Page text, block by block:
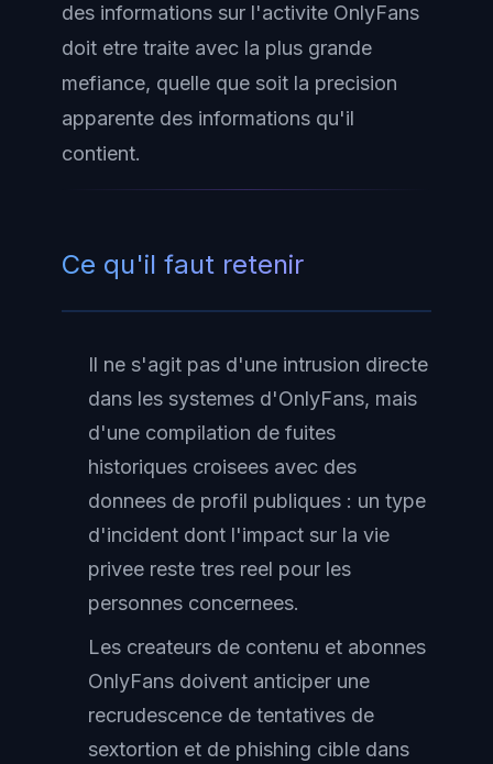
des informations sur l'activite OnlyFans
doit etre traite avec la plus grande
mefiance, quelle que soit la precision
apparente des informations qu'il
contient.
Ce qu'il faut retenir
Il ne s'agit pas d'une intrusion directe
dans les systemes d'OnlyFans, mais
d'une compilation de fuites
historiques croisees avec des
donnees de profil publiques : un type
d'incident dont l'impact sur la vie
privee reste tres reel pour les
personnes concernees.
Les createurs de contenu et abonnes
OnlyFans doivent anticiper une
recrudescence de tentatives de
sextortion et de phishing cible dans